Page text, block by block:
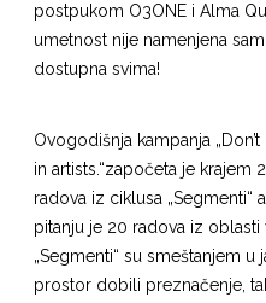
postpukom O3ONE i Alma
umetnost nije namenjena
dostupna svima!
Ovogodišnja kampanja
in artists.“započeta je krajem
radova iz ciklusa „Segmenti“
pitanju je 20 radova iz oblasti
„Segmenti“ su smeštanjem u
prostor dobili preznačenje,